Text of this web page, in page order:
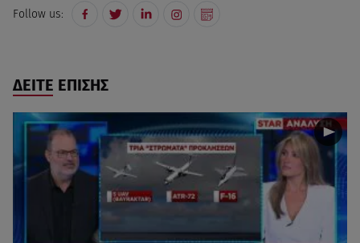
Follow us:
ΔΕΙΤΕ ΕΠΙΣΗΣ